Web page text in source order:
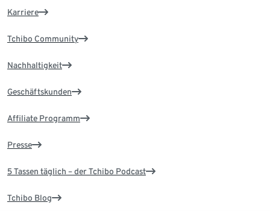
Karriere
Tchibo Community
Nachhaltigkeit
Geschäftskunden
Affiliate Programm
Presse
5 Tassen täglich – der Tchibo Podcast
Tchibo Blog